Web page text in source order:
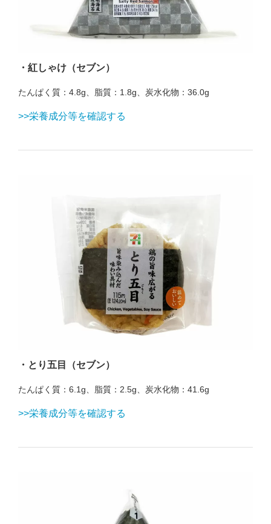
・紅しゃけ（セブン）
たんぱく質：4.8g、脂質：1.8g、炭水化物：36.0g
>>栄養成分等を確認する
・とり五目（セブン）
たんぱく質：6.1g、脂質：2.5g、炭水化物：41.6g
>>栄養成分等を確認する